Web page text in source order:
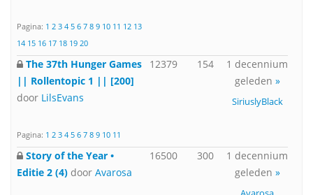
Pagina: 1 2 3 4 5 6 7 8 9 10 11 12 13
14 15 16 17 18 19 20
The 37th Hunger Games
|| Rollentopic 1 || [200]
door LilsEvans
Pagina: 1 2 3 4 5 6 7 8 9 10 11
12379 154
1 decennium
geleden »
SiriuslyBlack
Story of the Year •
Editie 2 (4) door Avarosa
16500 300
1 decennium
geleden »